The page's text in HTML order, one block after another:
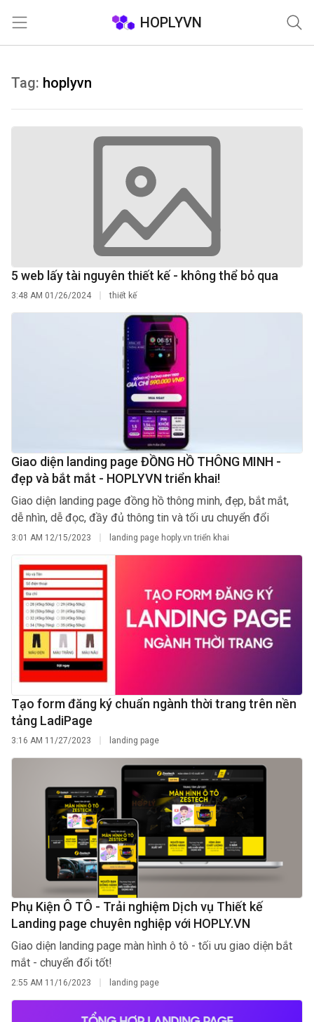
HOPLYVN
Tag: hoplyvn
5 web lấy tài nguyên thiết kế - không thể bỏ qua
3:48 AM 01/26/2024 thiết kế
Giao diện landing page ĐỒNG HỒ THÔNG MINH -
đẹp và bắt mắt - HOPLYVN triển khai!
Giao diện landing page đồng hồ thông minh, đẹp, bắt mắt,
dễ nhìn, dễ đọc, đầy đủ thông tin và tối ưu chuyển đổi
3:01 AM 12/15/2023 landing page hoply.vn triển khai
Tạo form đăng ký chuẩn ngành thời trang trên nền
tảng LadiPage
3:16 AM 11/27/2023 landing page
Phụ Kiện Ô TÔ - Trải nghiệm Dịch vụ Thiết kế
Landing page chuyên nghiệp với HOPLY.VN
Giao diện landing page màn hình ô tô - tối ưu giao diện bắt
mắt - chuyển đổi tốt!
2:55 AM 11/16/2023 landing page